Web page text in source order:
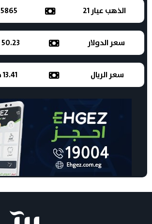
الذهب عيار 21 5865 جنيه مصري
سعر الدولار 50.23 جنيه مصري
سعر الريال 13.41 جنيه مصري